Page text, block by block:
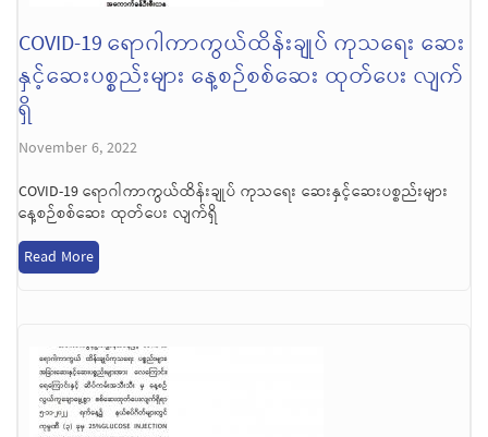
COVID-19 ရောဂါကာကွယ်ထိန်းချုပ် ကုသရေး ဆေး
နှင့်ဆေးပစ္စည်းများ နေ့စဉ်စစ်ဆေး ထုတ်ပေး လျက်
ရှိ
November 6, 2022
COVID-19 ရောဂါကာကွယ်ထိန်းချုပ် ကုသရေး ဆေးနှင့်ဆေးပစ္စည်းများ
နေ့စဉ်စစ်ဆေး ထုတ်ပေး လျက်ရှိ
Read More